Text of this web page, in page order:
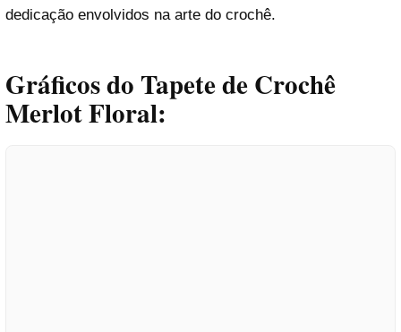
dedicação envolvidos na arte do crochê.
Gráficos do Tapete de Crochê
Merlot Floral: